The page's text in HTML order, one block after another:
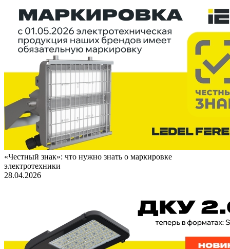
«Честный знак»: что нужно знать о маркировке
электротехники
28.04.2026